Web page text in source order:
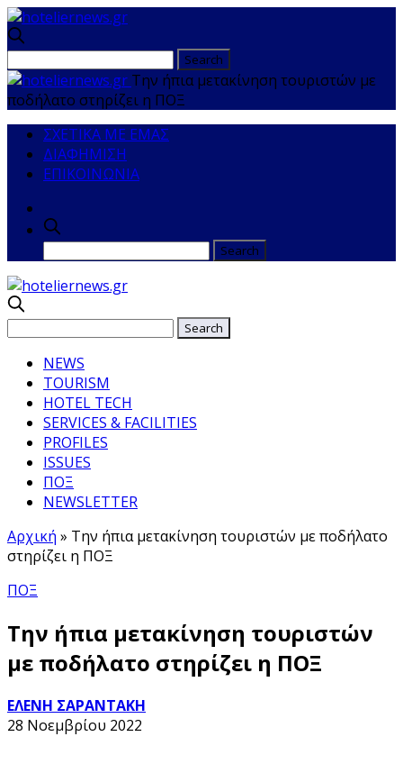
Την ήπια μετακίνηση τουριστών με
ποδήλατο στηρίζει η ΠΟΞ
ΣΧΕΤΙΚΑ ΜΕ ΕΜΑΣ
ΔΙΑΦΗΜΙΣΗ
ΕΠΙΚΟΙΝΩΝΙΑ
NEWS
TOURISM
HOTEL TECH
SERVICES & FACILITIES
PROFILES
ISSUES
ΠΟΞ
NEWSLETTER
Αρχική » Την ήπια μετακίνηση τουριστών με ποδήλατο
στηρίζει η ΠΟΞ
ΠΟΞ
Την ήπια μετακίνηση τουριστών
με ποδήλατο στηρίζει η ΠΟΞ
ΕΛΕΝΗ ΣΑΡΑΝΤΑΚΗ
28 Νοεμβρίου 2022